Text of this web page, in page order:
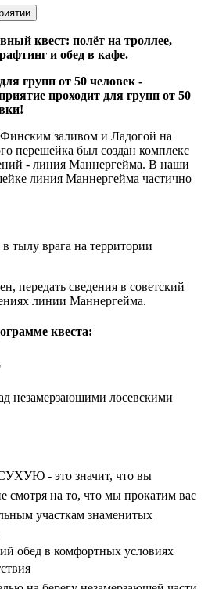
квест: полёт на троллее,
и обед в кафе.
групп от 50 человек -
проходит для групп от 50
заливом и Ладогой на
перешейка был создан комплекс
- линия Маннергейма. В наши
линия Маннергейма частично
тылу врага на территории
передать сведения в советский
линии Маннергейма.
квеста:
незамерзающими лосевскими
- это значит, что вы
смотря на то, что мы прокатим вас
участкам знаменитых
обед в комфортных условиях